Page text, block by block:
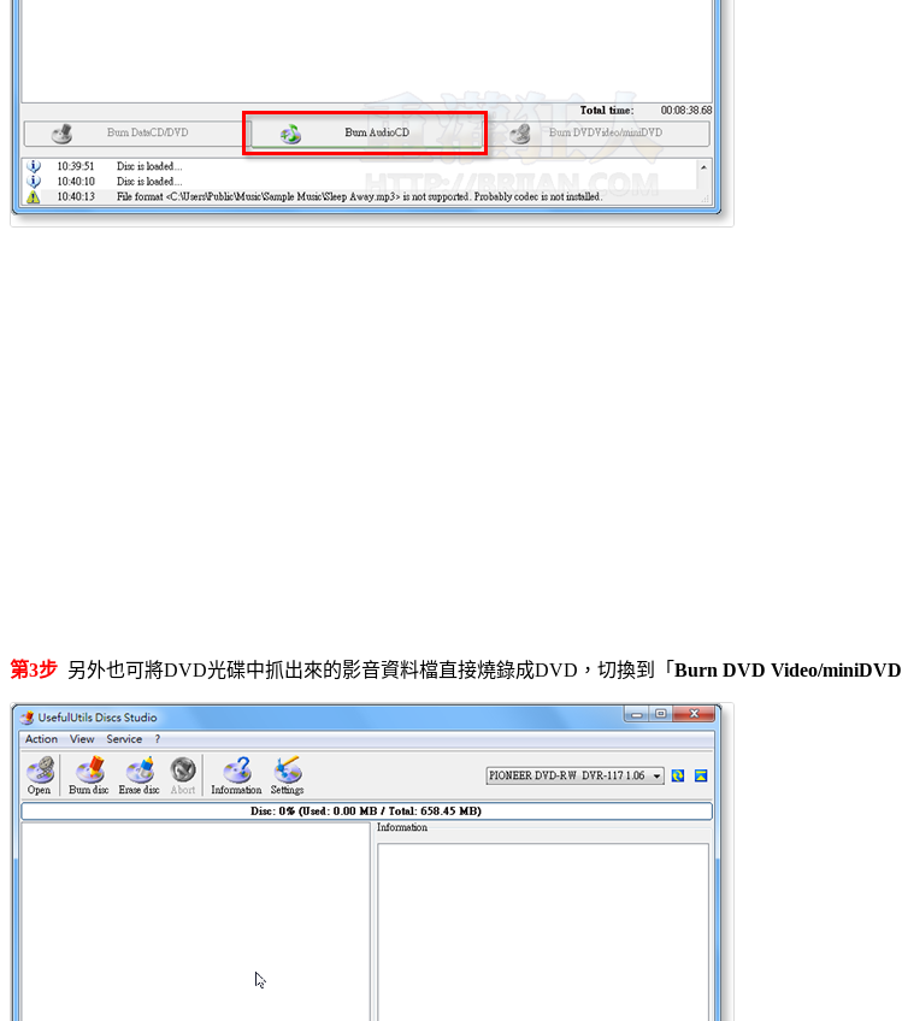
第3步 另外也可將DVD光碟中抓出來的影音資料檔直接燒錄成DVD，切換到「 Burn DVD Video/miniDVD